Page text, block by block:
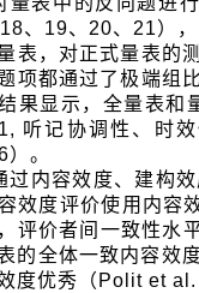
、19、20、21）
表，对正式量表的
项都通过了极端组
果显示，全量表和
听记协调性、时
。
过内容效度、建构
效度评价使用内容
评价者间一致性水
的全体一致内容效
度优秀（Polit et